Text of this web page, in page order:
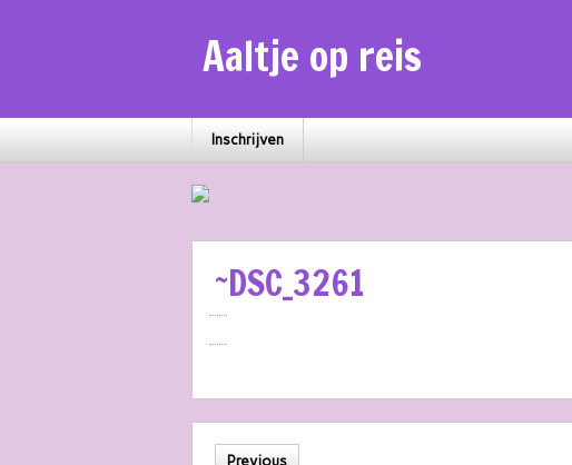
Aaltje op reis
Inschrijven
~DSC_3261
Previous